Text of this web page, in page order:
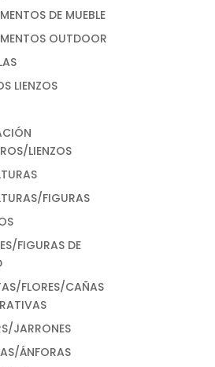
DE MUEBLE
OUTDOOR
LIENZOS
LIENZOS
FIGURAS
FIGURAS DE
FLORES/CAÑAS
JARRONES
ÁNFORAS